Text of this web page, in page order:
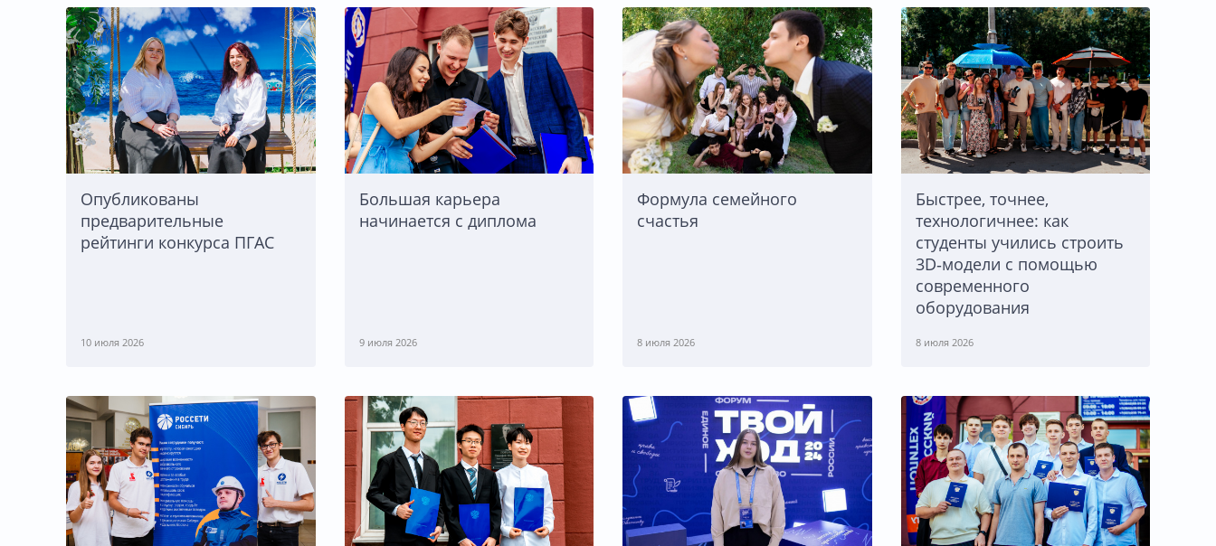
Опубликованы
предварительные
рейтинги конкурса ПГАС
10 июля 2026
Большая карьера
начинается с диплома
9 июля 2026
Формула семейного
счастья
8 июля 2026
Быстрее, точнее,
технологичнее: как
студенты учились строить
3D‑модели с помощью
современного
оборудования
8 июля 2026